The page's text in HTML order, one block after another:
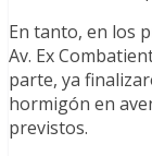
En tanto, en los
Av. Ex
parte, ya
hormigón en
previstos.